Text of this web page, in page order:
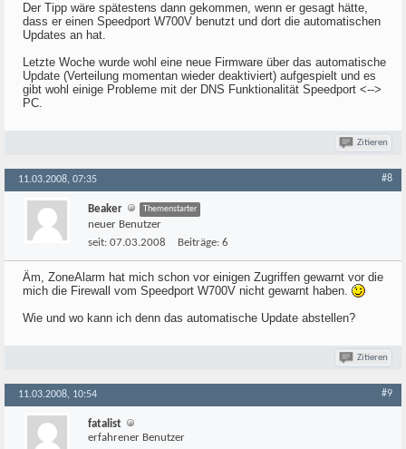
Der Tipp wäre spätestens dann gekommen, wenn er gesagt hätte,
dass er einen Speedport W700V benutzt und dort die automatischen
Updates an hat.
Letzte Woche wurde wohl eine neue Firmware über das automatische
Update (Verteilung momentan wieder deaktiviert) aufgespielt und es
gibt wohl einige Probleme mit der DNS Funktionalität Speedport <-->
PC.
Zitieren
11.03.2008, 07:35 #8
Beaker Themenstarter
neuer Benutzer
seit: 07.03.2008 Beiträge: 6
Äm, ZoneAlarm hat mich schon vor einigen Zugriffen gewarnt vor die
mich die Firewall vom Speedport W700V nicht gewarnt haben.
Wie und wo kann ich denn das automatische Update abstellen?
Zitieren
11.03.2008, 10:54 #9
fatalist
erfahrener Benutzer